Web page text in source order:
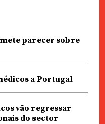
parecer sobre
a Portugal
vão regressar
do sector